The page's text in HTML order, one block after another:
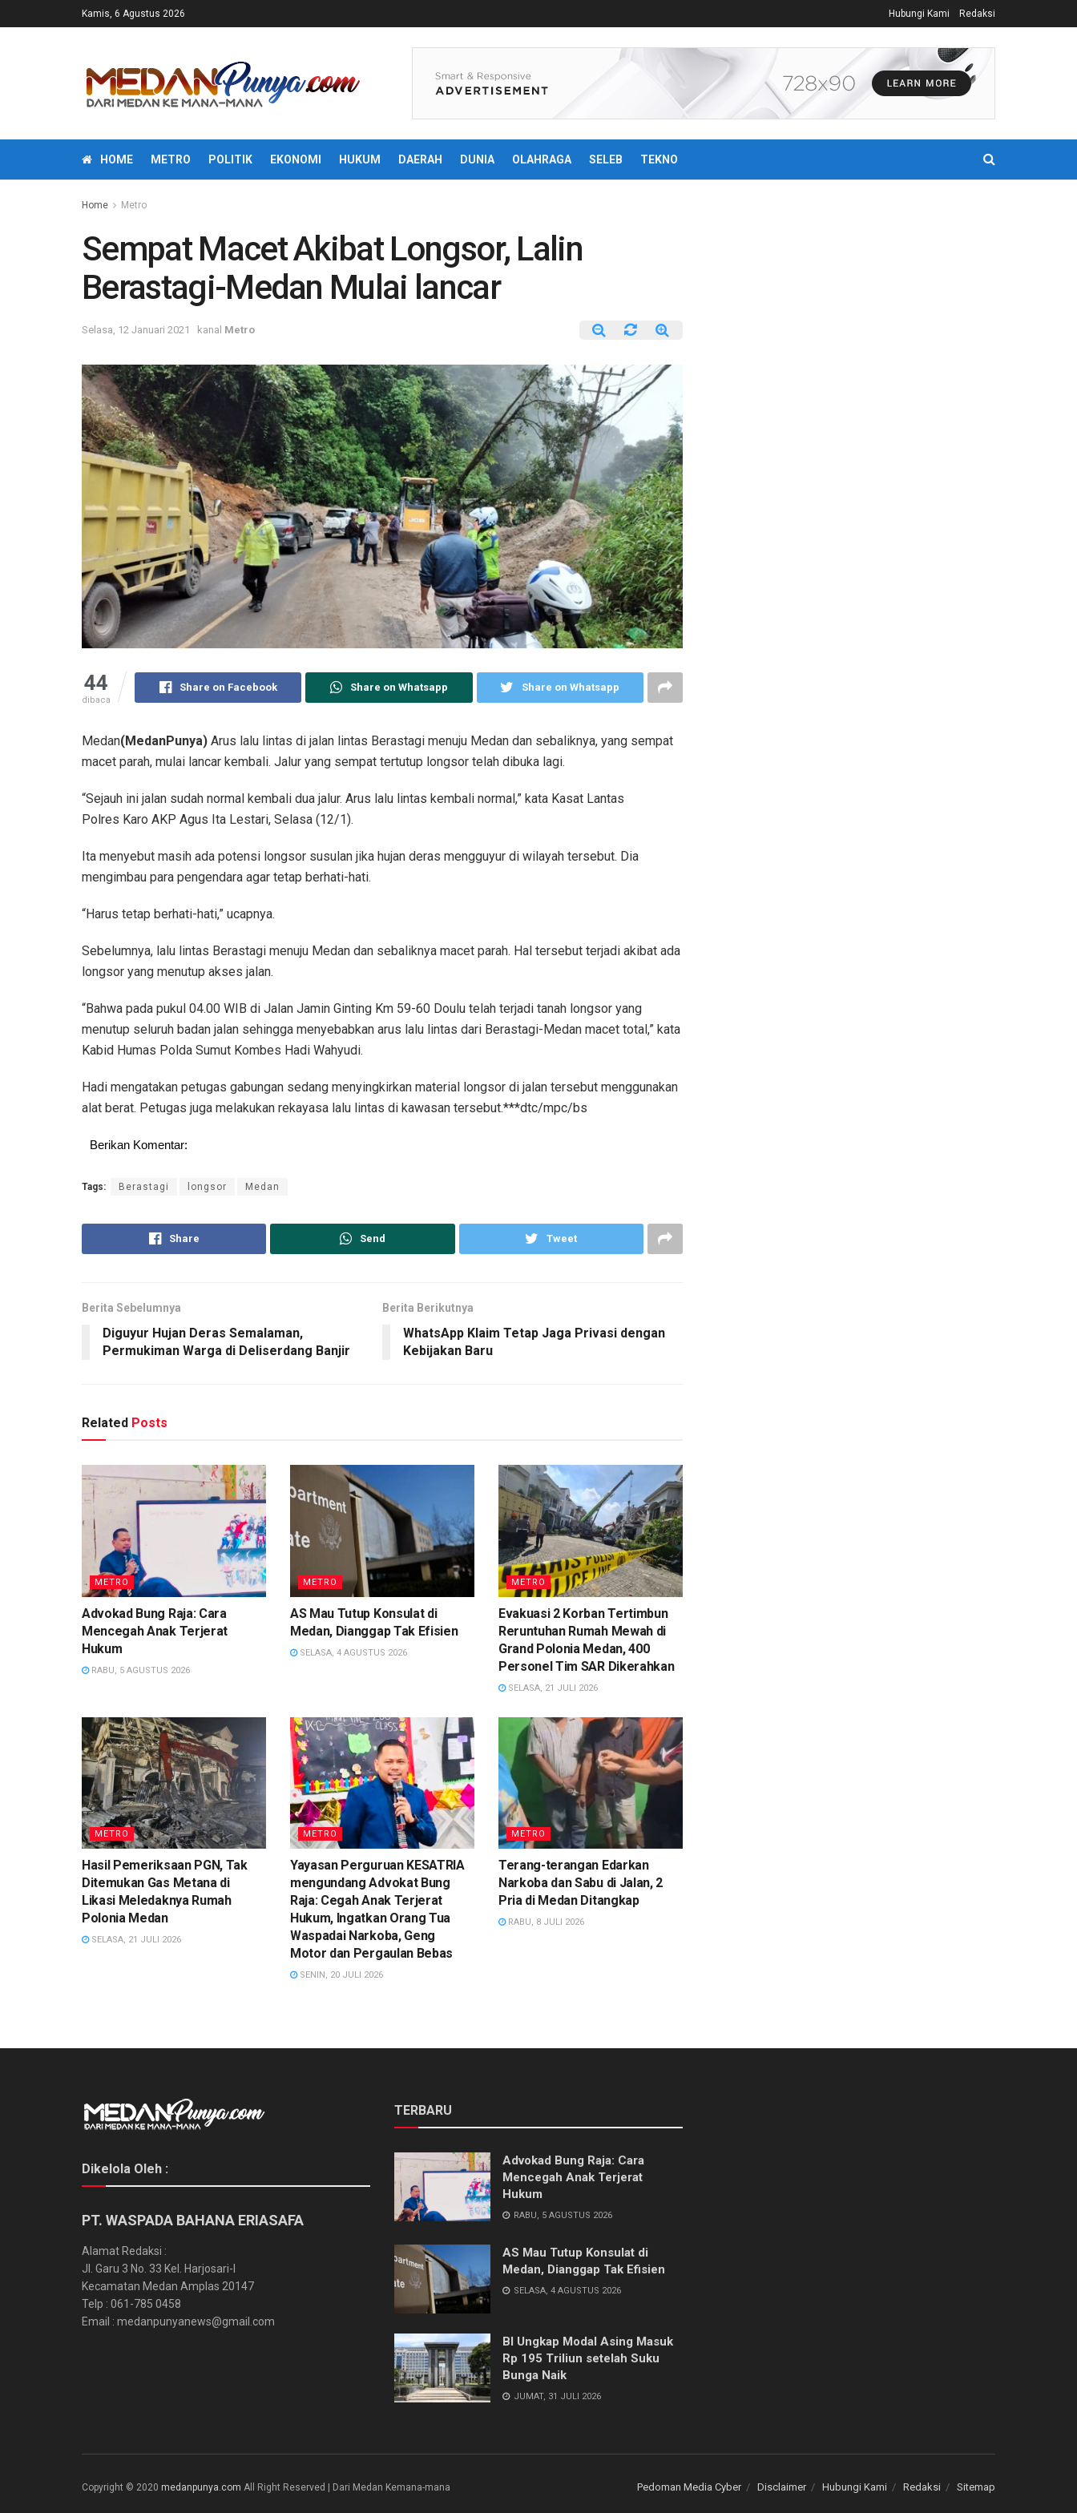
Kamis, 6 Agustus 2026 Hubungi Kami Redaksi
HOME METRO POLITIK EKONOMI HUKUM DAERAH DUNIA OLAHRAGA SELEB TEKNO
Home Metro
Sempat Macet Akibat Longsor, Lalin
Berastagi-Medan Mulai lancar
Selasa, 12 Januari 2021 kanal Metro
44
dibaca
Share on Facebook Share on Whatsapp Share on Whatsapp
Medan(MedanPunya) Arus lalu lintas di jalan lintas Berastagi menuju Medan dan sebaliknya, yang sempat
macet parah, mulai lancar kembali. Jalur yang sempat tertutup longsor telah dibuka lagi.
“Sejauh ini jalan sudah normal kembali dua jalur. Arus lalu lintas kembali normal,” kata Kasat Lantas
Polres Karo AKP Agus Ita Lestari, Selasa (12/1).
Ita menyebut masih ada potensi longsor susulan jika hujan deras mengguyur di wilayah tersebut. Dia
mengimbau para pengendara agar tetap berhati-hati.
“Harus tetap berhati-hati,” ucapnya.
Sebelumnya, lalu lintas Berastagi menuju Medan dan sebaliknya macet parah. Hal tersebut terjadi akibat ada
longsor yang menutup akses jalan.
“Bahwa pada pukul 04.00 WIB di Jalan Jamin Ginting Km 59-60 Doulu telah terjadi tanah longsor yang
menutup seluruh badan jalan sehingga menyebabkan arus lalu lintas dari Berastagi-Medan macet total,” kata
Kabid Humas Polda Sumut Kombes Hadi Wahyudi.
Hadi mengatakan petugas gabungan sedang menyingkirkan material longsor di jalan tersebut menggunakan
alat berat. Petugas juga melakukan rekayasa lalu lintas di kawasan tersebut.***dtc/mpc/bs
Berikan Komentar:
Tags: Berastagi longsor Medan
Share Send Tweet
Berita Sebelumnya
Diguyur Hujan Deras Semalaman,
Permukiman Warga di Deliserdang Banjir
Berita Berikutnya
WhatsApp Klaim Tetap Jaga Privasi dengan
Kebijakan Baru
Related Posts
METRO
Advokad Bung Raja: Cara
Mencegah Anak Terjerat
Hukum
RABU, 5 AGUSTUS 2026
METRO
AS Mau Tutup Konsulat di
Medan, Dianggap Tak Efisien
SELASA, 4 AGUSTUS 2026
METRO
Evakuasi 2 Korban Tertimbun
Reruntuhan Rumah Mewah di
Grand Polonia Medan, 400
Personel Tim SAR Dikerahkan
SELASA, 21 JULI 2026
METRO
Hasil Pemeriksaan PGN, Tak
Ditemukan Gas Metana di
Likasi Meledaknya Rumah
Polonia Medan
SELASA, 21 JULI 2026
METRO
Yayasan Perguruan KESATRIA
mengundang Advokat Bung
Raja: Cegah Anak Terjerat
Hukum, Ingatkan Orang Tua
Waspadai Narkoba, Geng
Motor dan Pergaulan Bebas
SENIN, 20 JULI 2026
METRO
Terang-terangan Edarkan
Narkoba dan Sabu di Jalan, 2
Pria di Medan Ditangkap
RABU, 8 JULI 2026
Dikelola Oleh :
PT. WASPADA BAHANA ERIASAFA
Alamat Redaksi :
Jl. Garu 3 No. 33 Kel. Harjosari-I
Kecamatan Medan Amplas 20147
Telp : 061-785 0458
Email : medanpunyanews@gmail.com
TERBARU
Advokad Bung Raja: Cara
Mencegah Anak Terjerat
Hukum
RABU, 5 AGUSTUS 2026
AS Mau Tutup Konsulat di
Medan, Dianggap Tak Efisien
SELASA, 4 AGUSTUS 2026
BI Ungkap Modal Asing Masuk
Rp 195 Triliun setelah Suku
Bunga Naik
JUMAT, 31 JULI 2026
Pedoman Media Cyber Disclaimer Hubungi Kami Redaksi Sitemap
Copyright © 2020 medanpunya.com All Right Reserved | Dari Medan Kemana-mana